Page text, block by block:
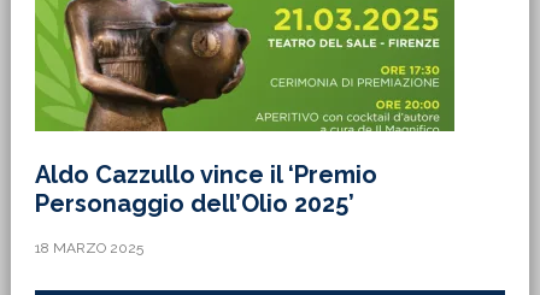
Aldo Cazzullo vince il ‘Premio
Personaggio dell’Olio 2025’
18 MARZO 2025